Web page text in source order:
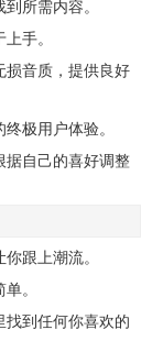
所需内容。
手。
损音质，提供良好
极用户体验。
据自己的喜好调整
跟上潮流。
。
到任何你喜欢的